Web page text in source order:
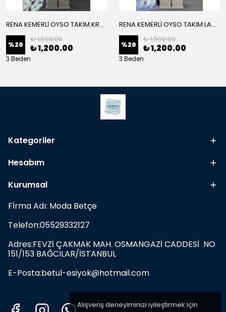
Alışveriş deneyiminizi iyileştirmek için
RENA KEMERLİ OYSO TAKIM KREM
%20
₺ 1,500.00
₺ 1,200.00
3 Beden
RENA KEMERLİ OYSO TAKIM LACİVERT
%20
₺ 1,500.00
₺ 1,200.00
3 Beden
Kategoriler
Hesabım
Kurumsal
Fİrma Adı: Moda Betçe
Telefon:05529332127
Adres:FEVZİ ÇAKMAK MAH. OSMANGAZİ CADDESİ NO
151/153 BAĞCILAR/İSTANBUL
E-Posta:betul-esiyok@hotmail.com